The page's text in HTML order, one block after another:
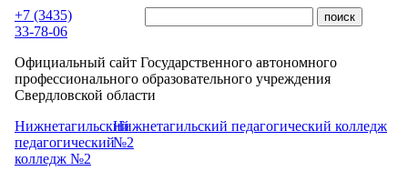
Перейти к основному содержанию
+7 (3435)
33-78-06
Официальный сайт Государственного автономного
профессионального образовательного учреждения
Свердловской области
Нижнетагильский
педагогический
колледж №2
Нижнетагильский педагогический колледж
№2